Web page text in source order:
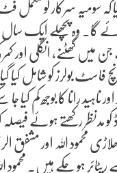
کہ سومیہ سرکار کو
گا۔ وہ پچھلے ایک
میں گھٹنے، انگلی اور
فاسٹ بولرز کو شامل کیا
ناہید رانا کا بوجھ کم کیا
مدنظر رکھتے ہوئے فیصلہ
محمود اللہ اور مشفق
ہو چکے ہیں۔ محمود